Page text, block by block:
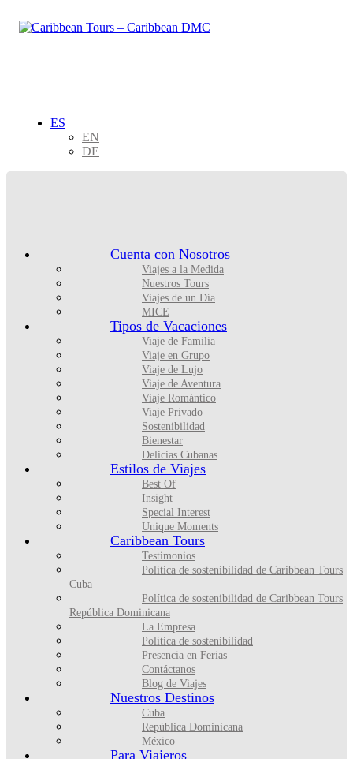
ES
EN
DE
Cuenta con Nosotros
Viajes a la Medida
Nuestros Tours
Viajes de un Día
MICE
Tipos de Vacaciones
Viaje de Familia
Viaje en Grupo
Viaje de Lujo
Viaje de Aventura
Viaje Romántico
Viaje Privado
Sostenibilidad
Bienestar
Delicias Cubanas
Estilos de Viajes
Best Of
Insight
Special Interest
Unique Moments
Caribbean Tours
Testimonios
Política de sostenibilidad de Caribbean Tours
Cuba
Política de sostenibilidad de Caribbean Tours
República Dominicana
La Empresa
Política de sostenibilidad
Presencia en Ferias
Contáctanos
Blog de Viajes
Nuestros Destinos
Cuba
República Dominicana
México
Para Viajeros